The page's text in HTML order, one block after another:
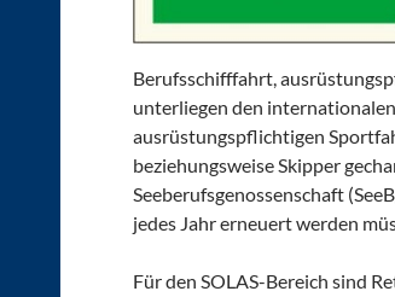
Berufsschifffahrt,
unterliegen den
ausrüstungspflichtigen
beziehungsweise Skipper
Seeberufsgenossenschaft
jedes Jahr erneuert werden
Für den SOLAS-Bereich sind